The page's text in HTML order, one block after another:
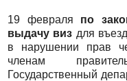
19 февраля по
выдачу виз для
в нарушении прав
членам
Государственный